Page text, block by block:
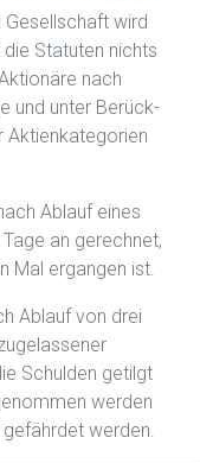
wird
Statuten nichts
nach
und unter Be­rück­
Aktienkategorien
Ablauf eines
an gerechnet,
Mal ergangen ist.
Ablauf von drei
Schulden getilgt
werden
werden.